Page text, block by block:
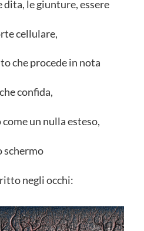
le giunture, essere
cellulare,
che procede in nota
confida,
un nulla esteso,
schermo
negli occhi: